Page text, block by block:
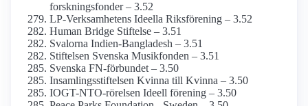
forsknings­fonder – 3.52
LP-Verksamhetens Ideella Riksförening – 3.52
Human Bridge Stiftelse – 3.51
Svalorna Indien-Bangladesh – 3.51
Stiftelsen Svenska Musikfonden – 3.51
Svenska FN-förbundet – 3.50
Insamlings­stiftelsen Kvinna till Kvinna – 3.50
IOGT-NTO-rörelsen Ideell förening – 3.50